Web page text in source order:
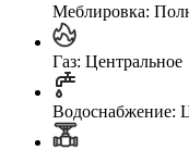
Меблировка:
Газ: Центральное
Водоснабжение: